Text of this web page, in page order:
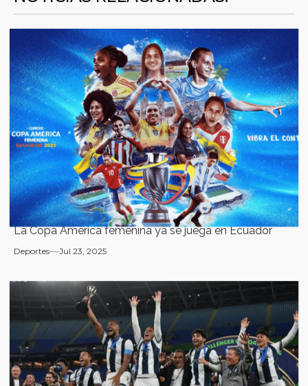
La Copa América femenina ya se juega en Ecuador
Deportes Jul 23, 2025